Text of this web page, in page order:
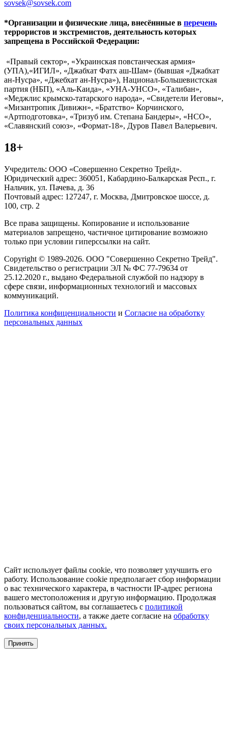
sovsek@sovsek.com
*Организации и физические лица, внесённные в перечень
террористов и экстремистов, деятельность которых
запрещена в Российской Федерации:
«Правый сектор», «Украинская повстанческая армия»
(УПА),«ИГИЛ», «Джабхат Фатх аш-Шам» (бывшая «Джабхат
ан-Нусра», «Джебхат ан-Нусра»), Национал-Большевистская
партия (НБП), «Аль-Каида», «УНА-УНСО», «Талибан»,
«Меджлис крымско-татарского народа», «Свидетели Иеговы»,
«Мизантропик Дивижн», «Братство» Корчинского,
«Артподготовка», «Тризуб им. Степана Бандеры», «НСО»,
«Славянский союз», «Формат-18», Дуров Павел Валерьевич.
18+
Учредитель: ООО «Совершенно Секретно Трейд».
Юридический адрес: 360051, Кабардино-Балкарская Респ., г.
Нальчик, ул. Пачева, д. 36
Почтовый адрес: 127247, г. Москва, Дмитровское шоссе, д.
100, стр. 2
Все права защищены. Копирование и использование
материалов запрещено, частичное цитирование возможно
только при условии гиперссылки на сайт.
Copyright © 1989-2026. ООО "Совершенно Секретно Трейд".
Свидетельство о регистрации ЭЛ № ФС 77-79634 от
25.12.2020 г., выдано Федеральной службой по надзору в
сфере связи, информационных технологий и массовых
коммуникаций.
Политика конфиценциальности и Согласие на обработку
персональных данных
Сайт использует файлы cookie, что позволяет улучшить его
работу. Использование cookie предполагает сбор информации
о вас технического характера, в частности IP-адрес региона
вашего местоположения и другую информацию. Продолжая
пользоваться сайтом, вы соглашаетесь с политикой
конфиденциальности, а также даете согласие на обработку
своих персональных данных.
Принять